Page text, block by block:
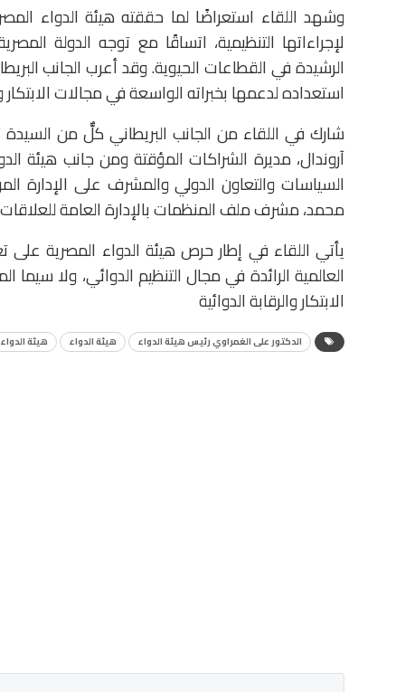
وشهد اللقاء استعراضًا لما حققته هيئة الدواء
لإجراءاتها التنظيمية، اتساقًا مع توجه الدولة
الرشيدة في القطاعات الحيوية. وقد أعرب الجانب
استعداده لدعمها بخبراته الواسعة في مجالات الابتكار
شارك في اللقاء من الجانب البريطاني كلٌّ من السيدة
آروندال، مديرة الشراكات المؤقتة ومن جانب هيئة
السياسات والتعاون الدولي والمشرف على الإدارة
محمد، مشرف ملف المنظمات بالإدارة العامة للعلاقات
يأتي اللقاء في إطار حرص هيئة الدواء المصرية على
العالمية الرائدة في مجال التنظيم الدوائي، ولا
الابتكار والرقابة الدوائية
الدكتور على الغمراوي رئيس هيئة الدواء هيئة الدواء هيئة